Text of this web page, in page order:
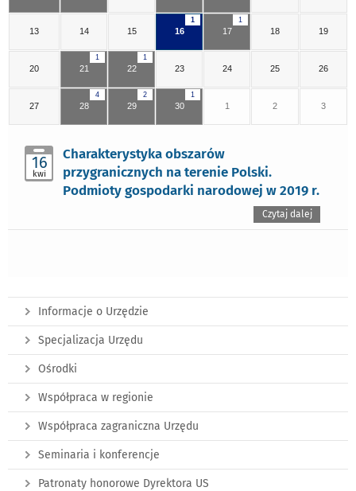
13 14 15
1
16
1
17 18 19
20
1
21
1
22 23 24 25 26
27
4
28
2
29
1
30 1 2 3
16
kwi
Charakterystyka obszarów
przygranicznych na terenie Polski.
Podmioty gospodarki narodowej w 2019 r.
Czytaj dalej
Informacje o Urzędzie
Specjalizacja Urzędu
Ośrodki
Współpraca w regionie
Współpraca zagraniczna Urzędu
Seminaria i konferencje
Patronaty honorowe Dyrektora US